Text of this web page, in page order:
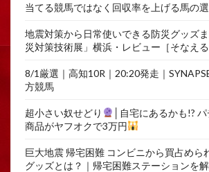
当てる競馬ではなく回収率を上げる馬の
地震対策から日常使いできる防災グッズ
災対策技術展」横浜・レビュー［そなえ
8/1厳選｜高知10R｜20:20発走｜
方競馬
超小さい奴せどり
│自宅にあるかも!?
商品がヤフオクで3万円
巨大地震 帰宅困難 コンビニから買占めら
グッズとは？｜帰宅困難ステーションを